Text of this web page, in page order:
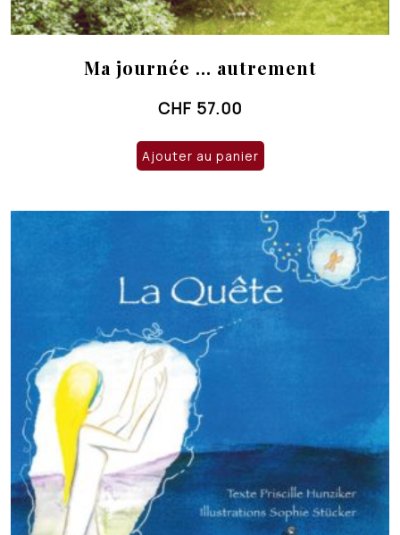
Ma journée … autrement
CHF 57.00
Ajouter au panier